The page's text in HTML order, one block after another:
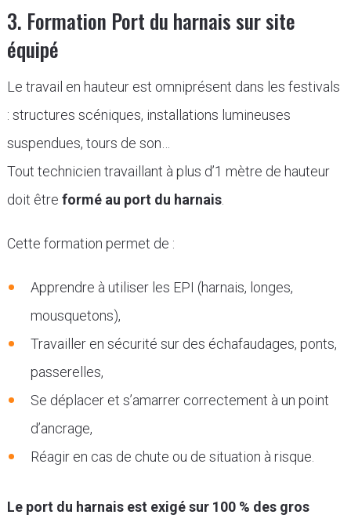
3. Formation Port du harnais sur site
équipé
Le travail en hauteur est omniprésent dans les festivals
: structures scéniques, installations lumineuses
suspendues, tours de son…
Tout technicien travaillant à plus d’1 mètre de hauteur
doit être formé au port du harnais.
Cette formation permet de :
Apprendre à utiliser les EPI (harnais, longes,
mousquetons),
Travailler en sécurité sur des échafaudages, ponts,
passerelles,
Se déplacer et s’amarrer correctement à un point
d’ancrage,
Réagir en cas de chute ou de situation à risque.
Le port du harnais est exigé sur 100 % des gros